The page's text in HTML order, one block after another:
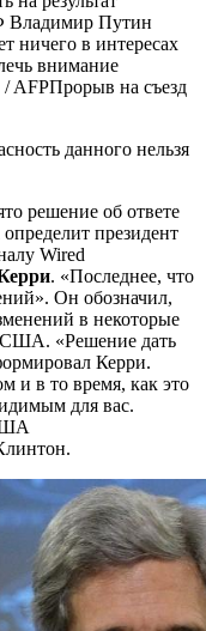
Владимир Путин
ничего в интересах
внимание
AFPПрорыв на съезд
данного нельзя
решение об ответе
президент
Wired
. «Последнее, что
Он обозначил,
в некоторые
США. «Решение дать
Керри.
и в то время, как это
для вас.